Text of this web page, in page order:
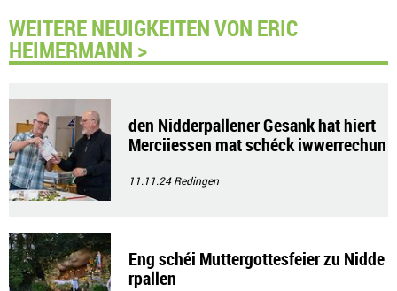
WEITERE NEUIGKEITEN VON ERIC
HEIMERMANN >
den Nidderpallener Gesank hat hiert
Merciiessen mat schéck iwwerrechun
11.11.24Redingen
Eng schéi Muttergottesfeier zu Nidde
rpallen